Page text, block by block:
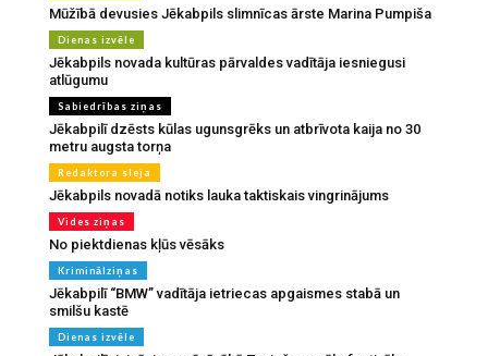
Mūžībā devusies Jēkabpils slimnīcas ārste Marina Pumpiša
Dienas izvēle
Jēkabpils novada kultūras pārvaldes vadītāja iesniegusi
atlūgumu
Sabiedrības ziņas
Jēkabpilī dzēsts kūlas ugunsgrēks un atbrīvota kaija no 30
metru augsta torņa
Redaktora sleja
Jēkabpils novadā notiks lauka taktiskais vingrinājums
Vides ziņas
No piektdienas kļūs vēsāks
Kriminālziņas
Jēkabpilī “BMW” vadītāja ietriecas apgaismes stabā un
smilšu kastē
Dienas izvēle